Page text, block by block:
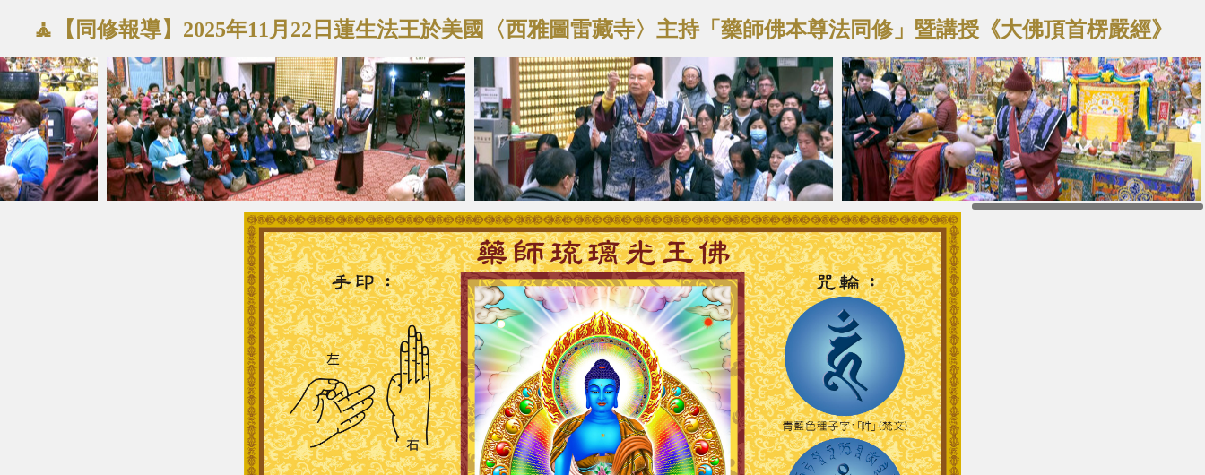
🧘【同修報導】2025年11月22日蓮生法王於美國〈西雅圖雷藏寺〉主持「藥師佛本尊法同修」暨講授《大佛頂首楞嚴經》